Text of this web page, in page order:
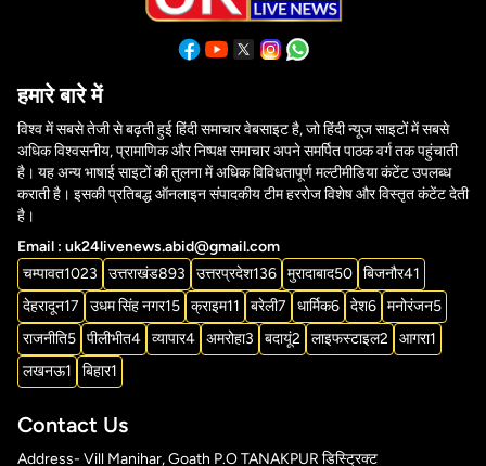
हमारे बारे में
विश्व में सबसे तेजी से बढ़ती हुई हिंदी समाचार वेबसाइट है, जो हिंदी न्यूज साइटों में सबसे
अधिक विश्वसनीय, प्रामाणिक और निष्पक्ष समाचार अपने समर्पित पाठक वर्ग तक पहुंचाती
है। यह अन्य भाषाई साइटों की तुलना में अधिक विविधतापूर्ण मल्टीमीडिया कंटेंट उपलब्ध
कराती है। इसकी प्रतिबद्ध ऑनलाइन संपादकीय टीम हररोज विशेष और विस्तृत कंटेंट देती
है।
Email : uk24livenews.abid@gmail.com
चम्पावत1023 उत्तराखंड893 उत्तरप्रदेश136 मुरादाबाद50 बिजनौर41
देहरादून17 उधम सिंह नगर15 क्राइम11 बरेली7 धार्मिक6 देश6 मनोरंजन5
राजनीति5 पीलीभीत4 व्यापार4 अमरोहा3 बदायूं2 लाइफस्टाइल2 आगरा1
लखनऊ1 बिहार1
Contact Us
Address- Vill Manihar, Goath P.O TANAKPUR डिस्ट्रिक्ट